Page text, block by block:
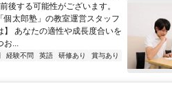
する可能性がございます。
太郎塾」の教室運営スタッフ
あなたの適性や成長度合いを
お...
経験不問 英語 研修あり
賞与あり